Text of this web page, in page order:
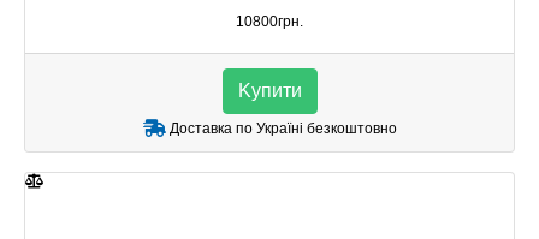
10800грн.
Kупити
Доставка по Україні безкоштовно